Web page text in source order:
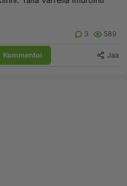
3 589
Kommentoi Jaa